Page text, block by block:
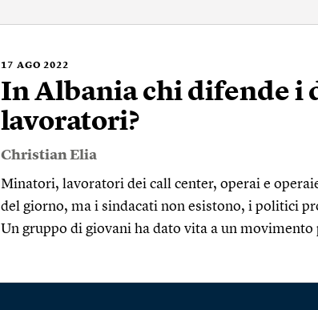
17 AGO 2022
In Albania chi difende i
lavoratori?
Christian Elia
Minatori, lavoratori dei call center, operai e
del giorno, ma i sindacati non esistono, i politici
Un gruppo di giovani ha dato vita a un movimento